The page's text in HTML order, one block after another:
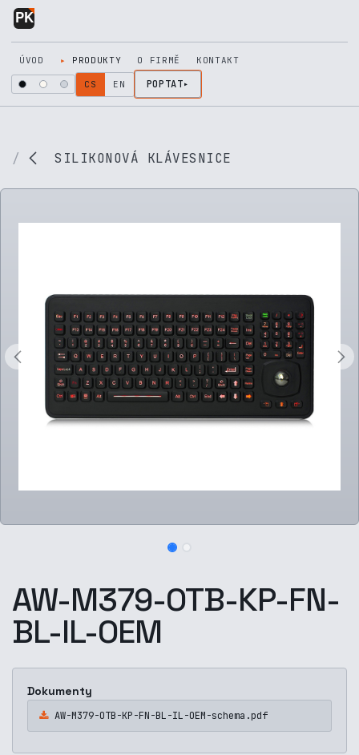
Přejít na obsah
ÚVOD PRODUKTY O FIRMĚ KONTAKT
CS EN POPTAT
SILIKONOVÁ KLÁVESNICE
AW-M379-OTB-KP-FN-
BL-IL-OEM
Dokumenty
AW-M379-OTB-KP-FN-BL-IL-OEM-schema.pdf